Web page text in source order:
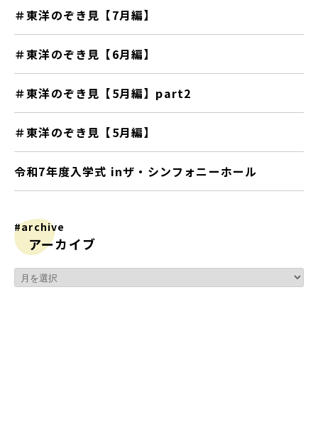
＃東洋のぞき見【7月編】
＃東洋のぞき見【6月編】
＃東洋のぞき見【5月編】part2
＃東洋のぞき見【5月編】
令和7年度入学式 inザ・シンフォニーホール
#archive
アーカイブ